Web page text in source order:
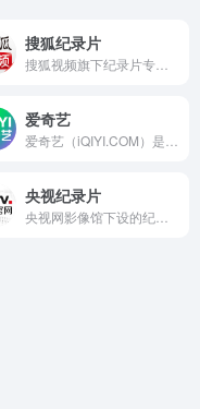
搜狐纪录片
爱奇艺
央视纪录片